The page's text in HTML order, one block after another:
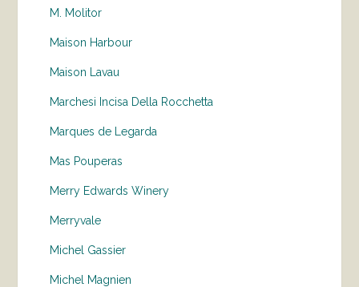
M. Molitor
Maison Harbour
Maison Lavau
Marchesi Incisa Della Rocchetta
Marques de Legarda
Mas Pouperas
Merry Edwards Winery
Merryvale
Michel Gassier
Michel Magnien